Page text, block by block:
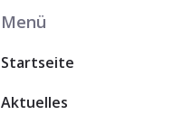
Menü
Startseite
Aktuelles